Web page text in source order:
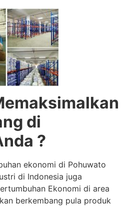
di
?
ekonomi di Pohuwato
di Indonesia juga
Ekonomi di area
berkembang pula produk